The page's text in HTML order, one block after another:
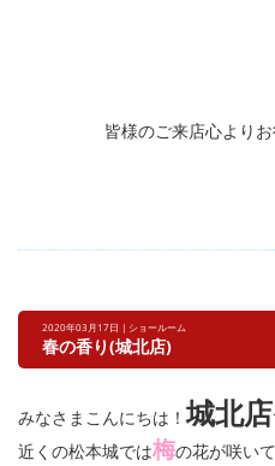
皆様のご来店心より
2020年03月17日 | ショールーム
春の香り(城北店)
みなさまこんにちは！城北店
近くの松本城では梅の花が咲いて